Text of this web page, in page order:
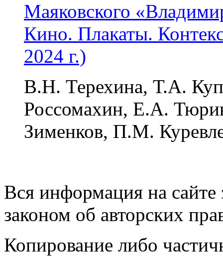
Маяковского
Кино. Плакаты.
2024 г.)
В.Н. Терехина, Т.А.
Россомахин, Е.А.
Зименков, П.М.
Вся информация на
законом об авторских
Копирование либо